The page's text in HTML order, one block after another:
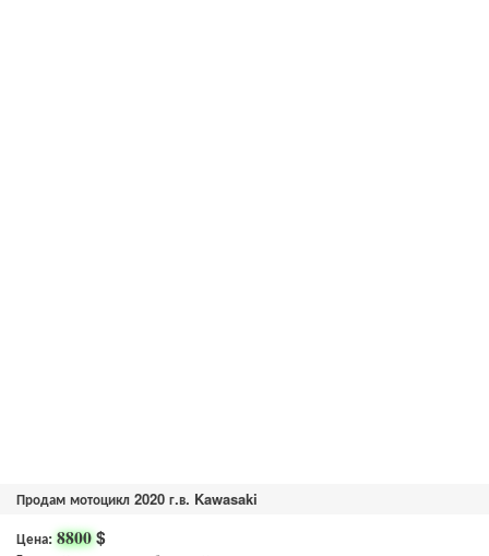
Продам мотоцикл 2020 г.в. Kawasaki
Цена:8800$